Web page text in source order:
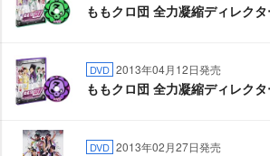
ももクロ団 全力凝縮ディレク
DVD 2013年04月12日発売
ももクロ団 全力凝縮ディレク
DVD 2013年02月27日発売